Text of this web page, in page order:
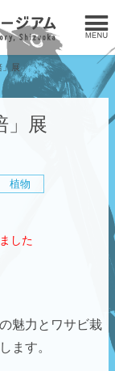
」展
」展
植物
した
魅力とワサビ栽
ます。